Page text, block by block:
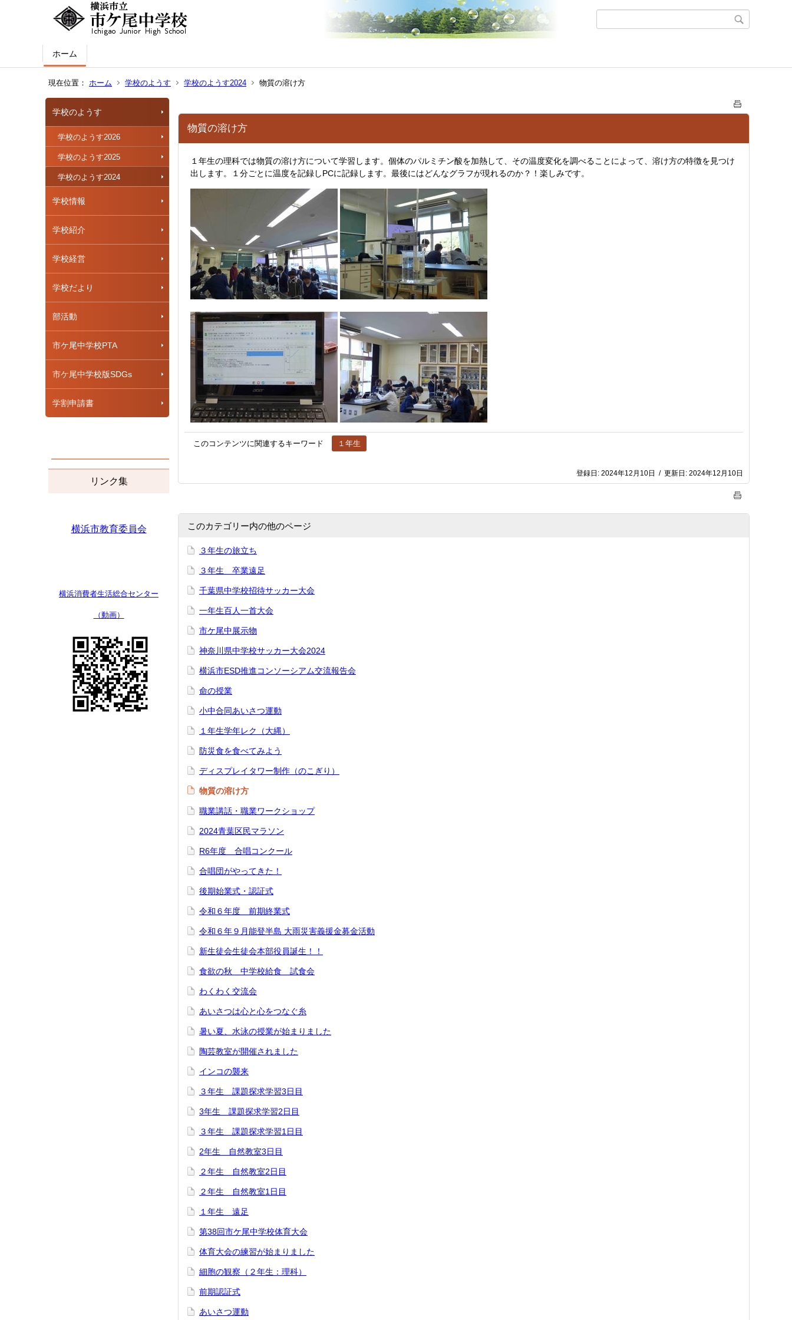
ホーム
現在位置： ホーム 学校のようす 学校のようす2024 物質の溶け方
学校のようす
学校のようす2026
学校のようす2025
学校のようす2024
学校情報
学校紹介
学校経営
学校だより
部活動
市ケ尾中学校PTA
市ケ尾中学校版SDGs
学割申請書
リンク集
横浜市教育委員会
横浜消費者生活総合センター
（動画）
物質の溶け方
１年生の理科では物質の溶け方について学習します。個体のパルミチン酸を加熱して、その温度変化を調べることによって、溶け方の特徴を見つけ
出します。１分ごとに温度を記録しPCに記録します。最後にはどんなグラフが現れるのか？！楽しみです。
このコンテンツに関連するキーワード １年生
登録日: 2024年12月10日 / 更新日: 2024年12月10日
このカテゴリー内の他のページ
３年生の旅立ち
３年生 卒業遠足
千葉県中学校招待サッカー大会
一年生百人一首大会
市ケ尾中展示物
神奈川県中学校サッカー大会2024
横浜市ESD推進コンソーシアム交流報告会
命の授業
小中合同あいさつ運動
１年生学年レク（大縄）
防災食を食べてみよう
ディスプレイタワー制作（のこぎり）
物質の溶け方
職業講話・職業ワークショップ
2024青葉区民マラソン
R6年度 合唱コンクール
合唱団がやってきた！
後期始業式・認証式
令和６年度 前期終業式
令和６年９月能登半島 大雨災害義援金募金活動
新生徒会生徒会本部役員誕生！！
食欲の秋 中学校給食 試食会
わくわく交流会
あいさつは心と心をつなぐ糸
暑い夏、水泳の授業が始まりました
陶芸教室が開催されました
インコの襲来
３年生 課題探求学習3日目
3年生 課題探求学習2日目
３年生 課題探求学習1日目
2年生 自然教室3日目
２年生 自然教室2日目
２年生 自然教室1日目
１年生 遠足
第38回市ケ尾中学校体育大会
体育大会の練習が始まりました
細胞の観察（２年生：理科）
前期認証式
あいさつ運動